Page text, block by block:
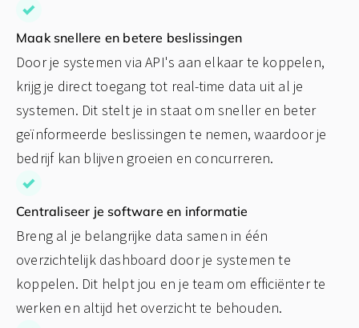
Maak snellere en betere beslissingen
Door je systemen via API's aan elkaar te koppelen,
krijg je direct toegang tot real-time data uit al je
systemen. Dit stelt je in staat om sneller en beter
geïnformeerde beslissingen te nemen, waardoor je
bedrijf kan blijven groeien en concurreren.
Centraliseer je software en informatie
Breng al je belangrijke data samen in één
overzichtelijk dashboard door je systemen te
koppelen. Dit helpt jou en je team om efficiënter te
werken en altijd het overzicht te behouden.